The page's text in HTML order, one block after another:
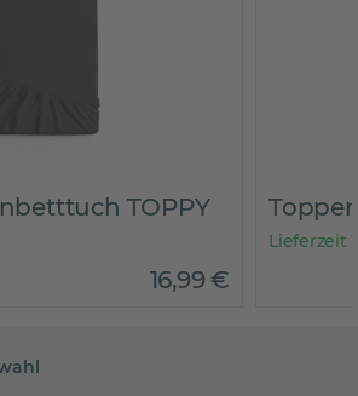
TOPPY
16,99€
Lieferzeit